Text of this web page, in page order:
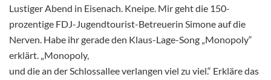
Lustiger Abend in Eisenach. Kneipe. Mir geht die 150-
prozentige FDJ-Jugendtourist-Betreuerin Simone auf die
Nerven. Habe ihr gerade den Klaus-Lage-Song „Monopoly“
erklärt. „Monopoly,
und die an der Schlossallee verlangen viel zu viel.“ Erkläre das